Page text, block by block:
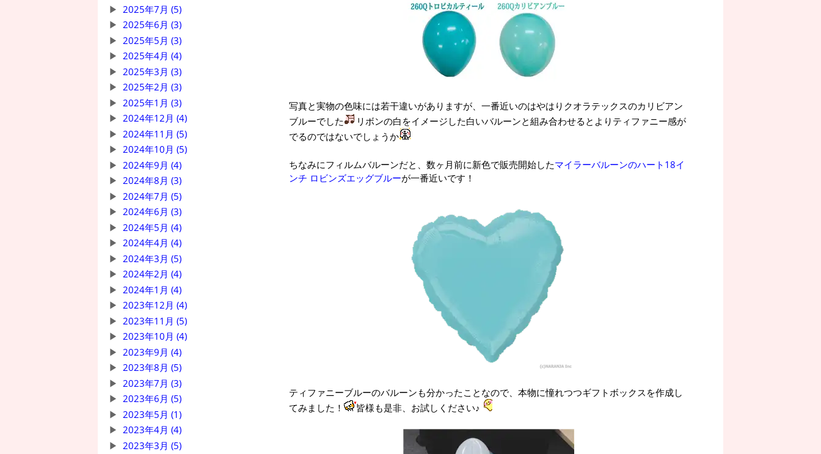
2025年7月 (5)
2025年6月 (3)
2025年5月 (3)
2025年4月 (4)
2025年3月 (3)
2025年2月 (3)
2025年1月 (3)
2024年12月 (4)
2024年11月 (5)
2024年10月 (5)
2024年9月 (4)
2024年8月 (3)
2024年7月 (5)
2024年6月 (3)
2024年5月 (4)
2024年4月 (4)
2024年3月 (5)
2024年2月 (4)
2024年1月 (4)
2023年12月 (4)
2023年11月 (5)
2023年10月 (4)
2023年9月 (4)
2023年8月 (5)
2023年7月 (3)
2023年6月 (5)
2023年5月 (1)
2023年4月 (4)
2023年3月 (5)
写真と実物の色味には若干違いがありますが、一番近いのはやはりクオラテックスのカリビアン
ブルーでした
リボンの白をイメージした白いバルーンと組み合わせるとよりティファニー感が
でるのではないでしょうか
ちなみにフィルムバルーンだと、数ヶ月前に新色で販売開始したマイラーバルーンのハート18イ
ンチ ロビンズエッグブルーが一番近いです！
ティファニーブルーのバルーンも分かったことなので、本物に憧れつつギフトボックスを作成し
てみました！
皆様も是非、お試しください♪